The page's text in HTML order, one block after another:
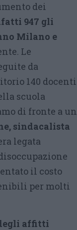
dei
947 gli
Milano e
Le
da
140 docenti
scuola
di fronte a un
sindacalista
legata
il costo
per molti
affitti